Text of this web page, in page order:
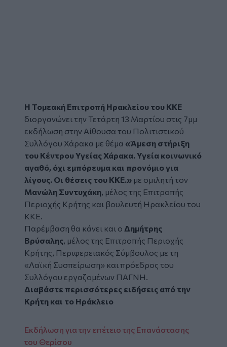
Η Τομεακή Επιτροπή Ηρακλείου του ΚΚΕ
διοργανώνει την Τετάρτη 13 Μαρτίου στις 7μμ
εκδήλωση στην Αίθουσα του Πολιτιστικού
Συλλόγου Χάρακα με θέμα «Άμεση στήριξη
του Κέντρου Υγείας Χάρακα.Υγεία κοινωνικό
αγαθό, όχι εμπόρευμα και προνόμιο για
λίγους. Οι θέσεις του ΚΚΕ.» με ομιλητή τον
Μανώλη Συντυχάκη, μέλος της Επιτροπής
Περιοχής Κρήτης και βουλευτή Ηρακλείου του
ΚΚΕ.
Παρέμβαση θα κάνει και ο Δημήτρης
Βρύσαλης, μέλος της Επιτροπής Περιοχής
Κρήτης, Περιφερειακός Σύμβουλος με τη
«Λαϊκή Συσπείρωση» και πρόεδρος του
Συλλόγου εργαζομένων ΠΑΓΝΗ.
Διαβάστε περισσότερες ειδήσεις από την
Κρήτη και το Ηράκλειο
Εκδήλωση για την επέτειο της Επανάστασης
του Θερίσου